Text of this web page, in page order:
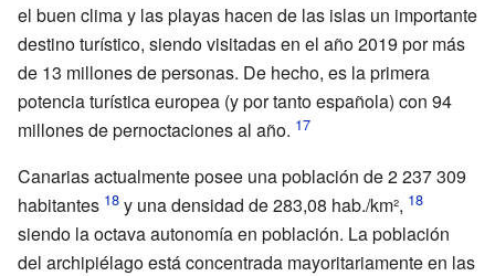
el buen clima y las playas hacen de las islas un importante
destino turístico, siendo visitadas en el año 2019 por más
de 13 millones de personas. De hecho, es la primera
potencia turística europea (y por tanto española) con 94
millones de pernoctaciones al año.
Canarias actualmente posee una población de 2237309
habitantes
y una densidad de 283,08 hab./km²,
siendo la octava autonomía en población. La población
del archipiélago está concentrada mayoritariamente en las